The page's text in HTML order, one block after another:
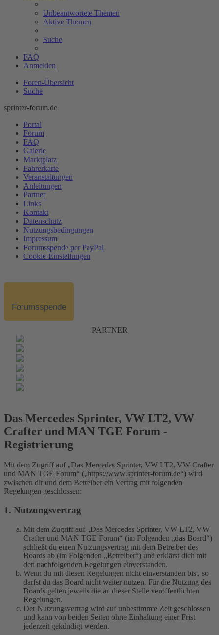
Unbeantwortete Themen
Aktive Themen
Suche
FAQ
Anmelden
Foren-Übersicht
Suche
sprinter-forum.de
Portal
Forum
FAQ
Galerie
Marktplatz
Fahrerkarte
Veranstaltungen
Anleitungen
Partner
Links
Kontakt
Datenschutz
Nutzungsbedingungen
Impressum
Forumsspende per PayPal
Cookie-Einstellungen
Forumsspende
PARTNER
Das Mercedes Sprinter, VW LT2, VW
Crafter und MAN TGE Forum -
Registrierung
Mit dem Zugriff auf „Das Mercedes Sprinter, VW LT2, VW Crafter
und MAN TGE Forum“ („https://www.sprinter-forum.de“) wird
zwischen dir und dem Betreiber ein Vertrag mit folgenden
Regelungen geschlossen:
1. Nutzungsvertrag
Mit dem Zugriff auf „Das Mercedes Sprinter, VW LT2, VW
Crafter und MAN TGE Forum“ (im Folgenden „das Board“)
schließt du einen Nutzungsvertrag mit dem Betreiber des
Boards ab (im Folgenden „Betreiber“) und erklärst dich mit
den nachfolgenden Regelungen einverstanden.
Wenn du mit diesen Regelungen nicht einverstanden bist, so
darfst du das Board nicht weiter nutzen. Für die Nutzung des
Boards gelten jeweils die an dieser Stelle veröffentlichten
Regelungen.
Der Nutzungsvertrag wird auf unbestimmte Zeit geschlossen
und kann von beiden Seiten ohne Einhaltung einer Frist
jederzeit gekündigt werden.